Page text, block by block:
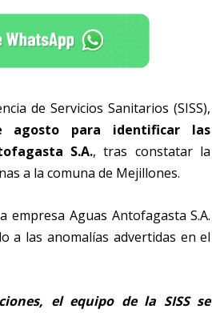
de Servicios Sanitarios (SISS),
agosto para identificar las
S.A., tras constatar la
a la comuna de Mejillones.
empresa Aguas Antofagasta S.A.
a las anomalías advertidas en el
el equipo de la SISS se